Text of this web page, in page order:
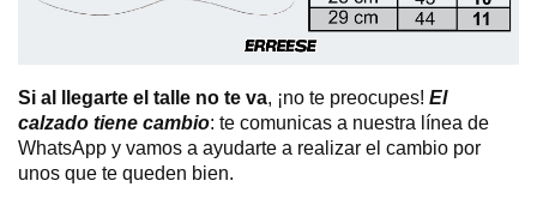
Si al llegarte el talle no te va, ¡no te preocupes! El
calzado tiene cambio: te comunicas a nuestra línea de
WhatsApp y vamos a ayudarte a realizar el cambio por
unos que te queden bien.